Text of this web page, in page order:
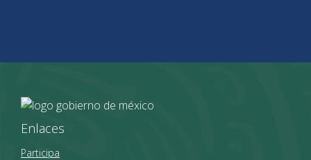
Enlaces
Participa